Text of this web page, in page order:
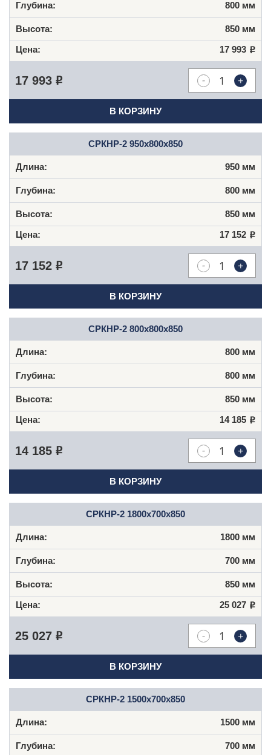
800 мм
850 мм
17 993 Р
- +
17 993 Р
В КОРЗИНУ
СРКНР-2 950х800х850
950 мм
800 мм
850 мм
17 152 Р
- +
17 152 Р
В КОРЗИНУ
СРКНР-2 800х800х850
800 мм
800 мм
850 мм
14 185 Р
- +
14 185 Р
В КОРЗИНУ
СРКНР-2 1800х700х850
1800 мм
700 мм
850 мм
25 027 Р
- +
25 027 Р
В КОРЗИНУ
СРКНР-2 1500х700х850
1500 мм
700 мм